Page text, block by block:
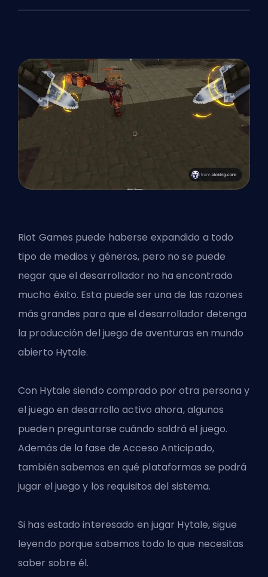
Riot Games puede haberse expandido a todo
tipo de medios y géneros, pero no se puede
negar que el desarrollador no ha encontrado
mucho éxito. Esta puede ser una de las razones
más grandes para que el desarrollador detenga
la producción del juego de aventuras en mundo
abierto Hytale.
Con Hytale siendo comprado por otra persona y
el juego en desarrollo activo ahora, algunos
pueden preguntarse cuándo saldrá el juego.
Además de la fase de Acceso Anticipado,
también sabemos en qué plataformas se podrá
jugar el juego y los requisitos del sistema.
Si has estado interesado en jugar Hytale, sigue
leyendo porque sabemos todo lo que necesitas
saber sobre él.